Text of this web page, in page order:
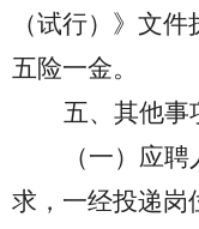
（试行）》文
五险一金。
五、其他事
（一）应
求，一经投递岗